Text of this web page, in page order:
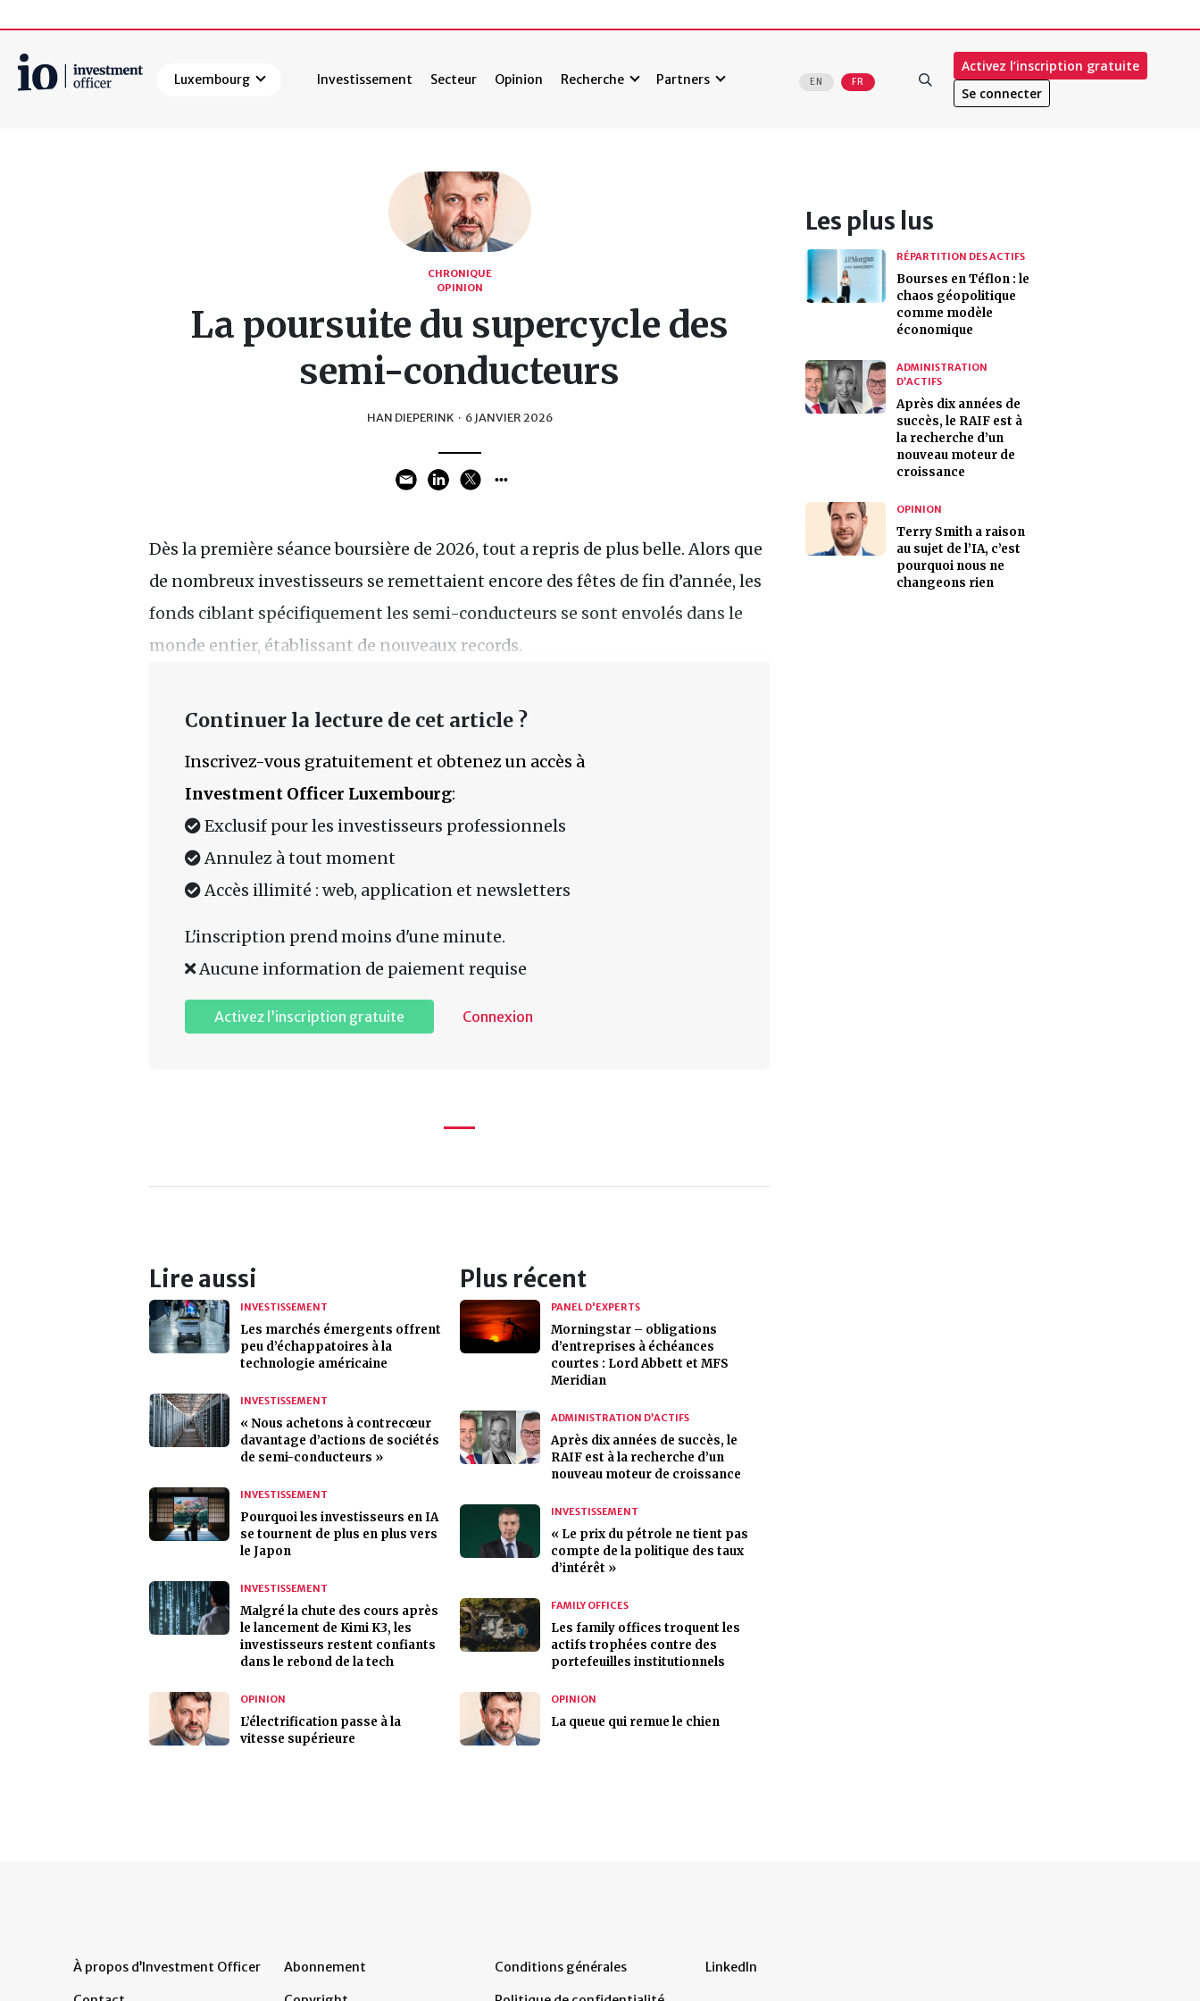
Luxembourg Investissement Secteur Opinion Recherche Partners EN FR
Activez l’inscription gratuite
Se connecter
CHRONIQUE
OPINION
La poursuite du supercycle des
semi-conducteurs
HAN DIEPERINK · 6 JANVIER 2026
Dès la première séance boursière de 2026, tout a repris de plus belle. Alors que
de nombreux investisseurs se remettaient encore des fêtes de fin d’année, les
fonds ciblant spécifiquement les semi-conducteurs se sont envolés dans le
monde entier, établissant de nouveaux records.
Continuer la lecture de cet article ?
Inscrivez-vous gratuitement et obtenez un accès à
Investment Officer Luxembourg:
Exclusif pour les investisseurs professionnels
Annulez à tout moment
Accès illimité : web, application et newsletters
L'inscription prend moins d'une minute.
Aucune information de paiement requise
Activez l’inscription gratuite Connexion
Lire aussi
INVESTISSEMENT
Les marchés émergents offrent
peu d’échappatoires à la
technologie américaine
INVESTISSEMENT
« Nous achetons à contrecœur
davantage d’actions de sociétés
de semi-conducteurs »
INVESTISSEMENT
Pourquoi les investisseurs en IA
se tournent de plus en plus vers
le Japon
INVESTISSEMENT
Malgré la chute des cours après
le lancement de Kimi K3, les
investisseurs restent confiants
dans le rebond de la tech
OPINION
L’électrification passe à la
vitesse supérieure
Plus récent
PANEL D'EXPERTS
Morningstar – obligations
d’entreprises à échéances
courtes : Lord Abbett et MFS
Meridian
ADMINISTRATION D’ACTIFS
Après dix années de succès, le
RAIF est à la recherche d’un
nouveau moteur de croissance
INVESTISSEMENT
« Le prix du pétrole ne tient pas
compte de la politique des taux
d’intérêt »
FAMILY OFFICES
Les family offices troquent les
actifs trophées contre des
portefeuilles institutionnels
OPINION
La queue qui remue le chien
Les plus lus
RÉPARTITION DES ACTIFS
Bourses en Téflon : le
chaos géopolitique
comme modèle
économique
ADMINISTRATION
D’ACTIFS
Après dix années de
succès, le RAIF est à
la recherche d’un
nouveau moteur de
croissance
OPINION
Terry Smith a raison
au sujet de l’IA, c’est
pourquoi nous ne
changeons rien
À propos d’Investment Officer Abonnement Conditions générales LinkedIn